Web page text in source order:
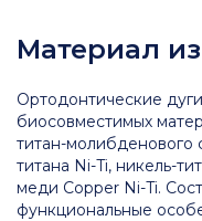
Материал
Ортодонтические
биосовместимых
титан-молибденового
титана Ni-Ti, никель-
меди Copper Ni-Ti.
функциональные